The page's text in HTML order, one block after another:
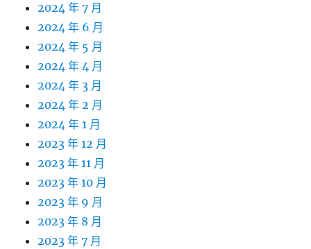
2024 年 7 月
2024 年 6 月
2024 年 5 月
2024 年 4 月
2024 年 3 月
2024 年 2 月
2024 年 1 月
2023 年 12 月
2023 年 11 月
2023 年 10 月
2023 年 9 月
2023 年 8 月
2023 年 7 月